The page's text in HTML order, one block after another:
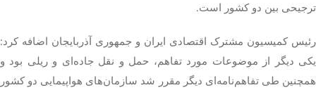
ترجیحی بین دو کشور است.
رئیس کمیسیون مشترک اقتصادی ایران و جمهوری آذربایجان اضافه کرد:
یکی دیگر از موضوعات مورد تفاهم، حمل و نقل جاده‌ای و ریلی بود و
همچنین طی تفاهم‌نامه‌ای دیگر مقرر شد سازمان‌های هواپیمایی دو کشور